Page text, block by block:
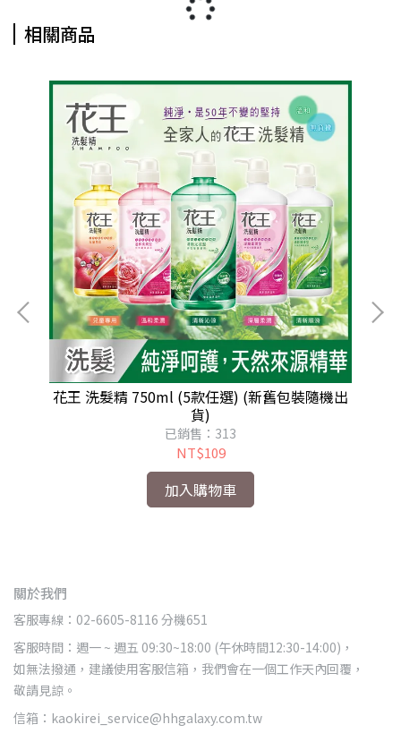
相關商品
花王 洗髮精 750ml (5款任選) (新舊包裝隨機出
貨)
已銷售：313
NT$109
加入購物車
關於我們
客服專線：02-6605-8116 分機651
客服時間：週一 ~ 週五 09:30~18:00 (午休時間12:30-14:00)，
如無法撥通，建議使用客服信箱，我們會在一個工作天內回覆，
敬請見諒。
信箱：kaokirei_service@hhgalaxy.com.tw